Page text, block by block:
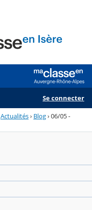
Se connecter
Actualités› Blog›06/05 -